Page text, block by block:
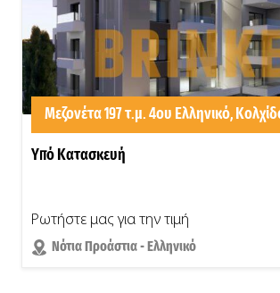
Μεζονέτα 197 τ.μ. 4ου Ελληνικό,
Υπό Κατασκευή
Ρωτήστε μας για την τιμή
Νότια Προάστια - Ελληνικό